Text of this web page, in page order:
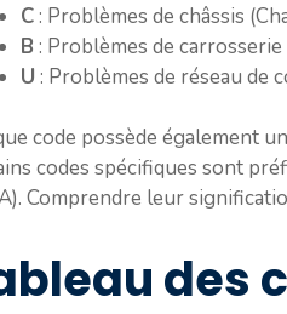
C : Problèmes de châssis
B : Problèmes de carrosserie
U : Problèmes de réseau de
code possède également
codes spécifiques sont
Comprendre leur
des